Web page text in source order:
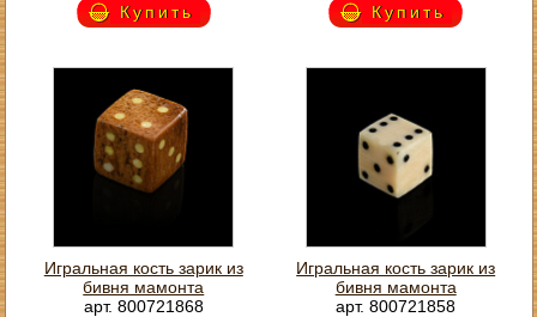
Купить Купить
Игральная кость зарик из
бивня мамонта
арт. 800721868
Игральная кость зарик из
бивня мамонта
арт. 800721858